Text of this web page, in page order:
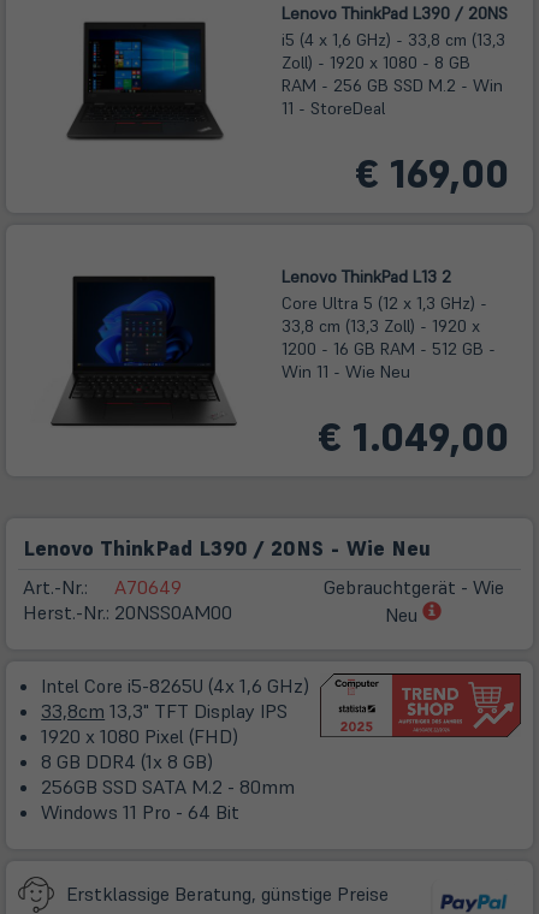
Lenovo ThinkPad L390 / 20NS
i5 (4 x 1,6 GHz) - 33,8 cm (13,3
Zoll) - 1920 x 1080 - 8 GB
RAM - 256 GB SSD M.2 - Win
11 - StoreDeal
€ 169,00
Lenovo ThinkPad L13 2
Core Ultra 5 (12 x 1,3 GHz) -
33,8 cm (13,3 Zoll) - 1920 x
1200 - 16 GB RAM - 512 GB -
Win 11 - Wie Neu
€ 1.049,00
Lenovo ThinkPad L390 / 20NS - Wie Neu
Art.-Nr.:
Herst.-Nr.:
A70649
20NSS0AM00
Gebrauchtgerät - Wie
Neu
(öffnet
Tab)
Intel Core i5-8265U (4x 1,6 GHz)
33,8cm 13,3" TFT Display IPS
1920 x 1080 Pixel (FHD)
8 GB DDR4 (1x 8 GB)
256GB SSD SATA M.2 - 80mm
Windows 11 Pro - 64 Bit
Erstklassige Beratung, günstige Preise